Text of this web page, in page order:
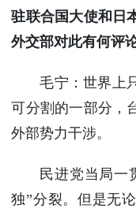
驻联合国大使和日
外交部对此有何评
毛宁：世界上
可分割的一部分，
外部势力干涉。
民进党当局一
独”分裂。但是无